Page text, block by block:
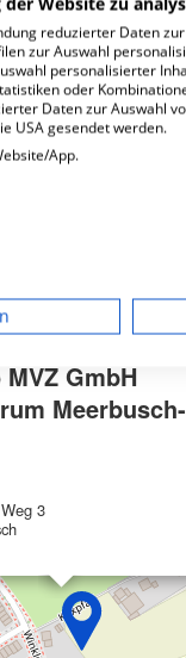
GmbH
Meerbusch-
3
reduzierter Daten
zur Auswahl
personalisierter
oder
Daten zur Auswahl
USA gesendet werden.
App.